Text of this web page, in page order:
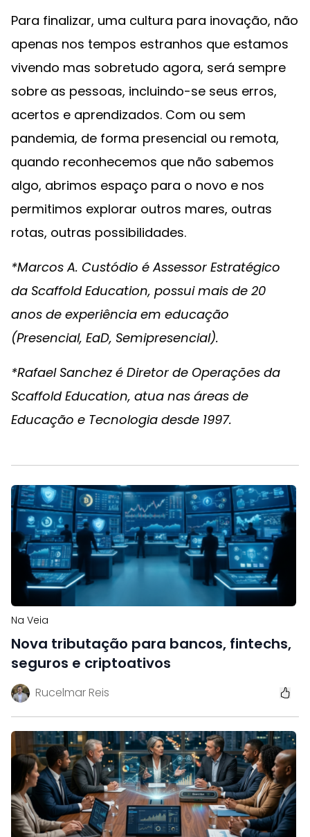
Para finalizar, uma cultura para inovação, não
apenas nos tempos estranhos que estamos
vivendo mas sobretudo agora, será sempre
sobre as pessoas, incluindo-se seus erros,
acertos e aprendizados. Com ou sem
pandemia, de forma presencial ou remota,
quando reconhecemos que não sabemos
algo, abrimos espaço para o novo e nos
permitimos explorar outros mares, outras
rotas, outras possibilidades.
*Marcos A. Custódio é Assessor Estratégico
da Scaffold Education, possui mais de 20
anos de experiência em educação
(Presencial, EaD, Semipresencial).
*Rafael Sanchez é Diretor de Operações da
Scaffold Education, atua nas áreas de
Educação e Tecnologia desde 1997.
Na Veia
Nova tributação para bancos, fintechs,
seguros e criptoativos
Rucelmar Reis